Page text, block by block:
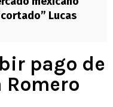
Lucas
pago de
Romero